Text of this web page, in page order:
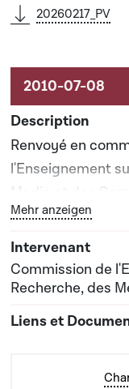
20260217_PV
Renvoyé en
l'Enseignement
Media et des
Rapporteur(s) :
Bouton
Mehr anzeigen
Commission de
Recherche, des